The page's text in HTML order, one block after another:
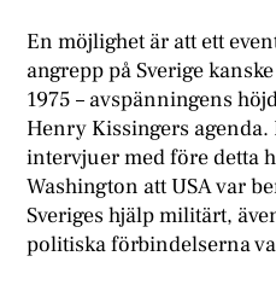
En möjlighet är att ett
angrepp på Sverige
1975 – avspänningens
Henry Kissingers
intervjuer med före detta
Washington att USA var
Sveriges hjälp militärt,
politiska förbindelserna